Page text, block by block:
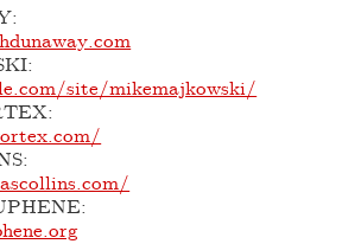
site/mikemajkowski/